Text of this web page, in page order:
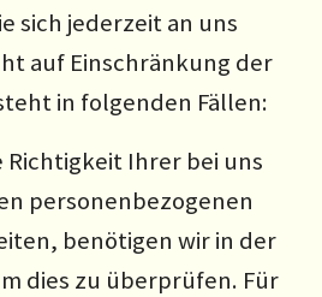
sich jederzeit an uns
auf Einschränkung der
in folgenden Fällen:
Richtigkeit Ihrer bei uns
personenbezogenen
benötigen wir in der
dies zu überprüfen. Für